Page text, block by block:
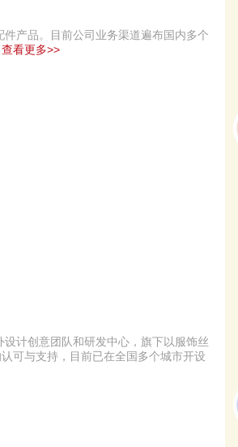
产品。目前公司业务渠道遍布国内多个
查看更多>>
计创意团队和研发中心，旗下以服饰丝
可与支持，目前已在全国多个城市开设